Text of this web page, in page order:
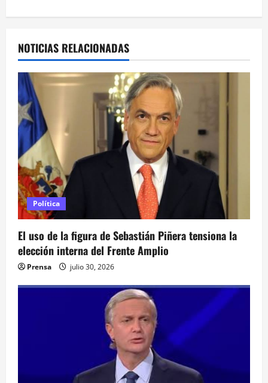
c
i
ó
n
d
e
e
n
t
r
NOTICIAS RELACIONADAS
Política
El uso de la figura de Sebastián Piñera tensiona la
elección interna del Frente Amplio
Prensa julio 30, 2026